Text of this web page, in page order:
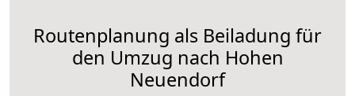
Routenplanung als Beiladung für
den Umzug nach Hohen
Neuendorf